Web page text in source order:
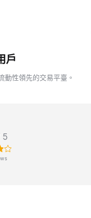
戶
動性領先的交易平臺。
5